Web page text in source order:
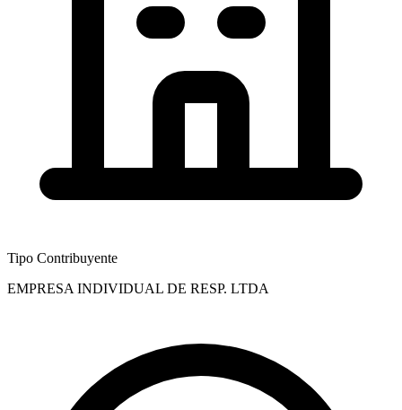
Tipo Contribuyente
EMPRESA INDIVIDUAL DE RESP. LTDA